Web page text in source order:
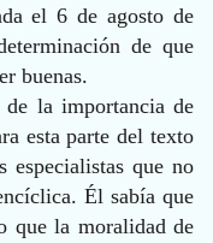
el 6 de agosto de
de que
buenas.
de la importancia de
esta parte del texto
especialistas que no
Él sabía que
que la moralidad de